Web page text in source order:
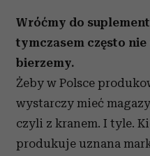
Wróćmy do
tymczasem często
bierzemy.
Żeby w Polsce
wystarczy mieć
czyli z kranem. I tyle.
produkuje uznana